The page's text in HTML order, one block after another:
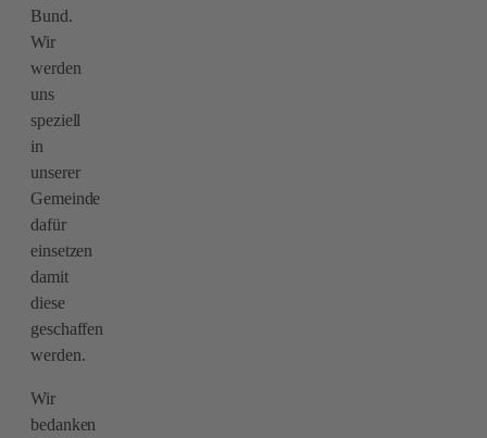
Bund.
Wir
werden
uns
speziell
in
unserer
Gemeinde
dafür
einsetzen
damit
diese
geschaffen
werden.
Wir
bedanken